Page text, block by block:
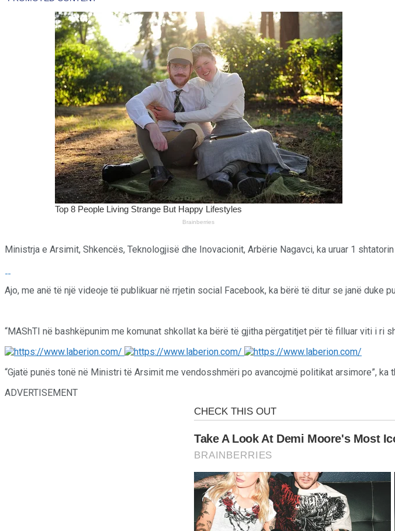
Ministrja e Arsimit, Shkencës, Teknologjisë dhe Inovacionit, Arbërie Nagavci, ka uruar 1
Ajo, me anë të një videoje të publikuar në rrjetin social Facebook, ka bërë të ditur se janë duke
“MAShTI në bashkëpunim me komunat shkollat ka bërë të gjitha përgatitjet për të filluar viti i ri
“Gjatë punës tonë në Ministri të Arsimit me vendosshmëri po avancojmë politikat arsimore”, ka
ADVERTISEMENT